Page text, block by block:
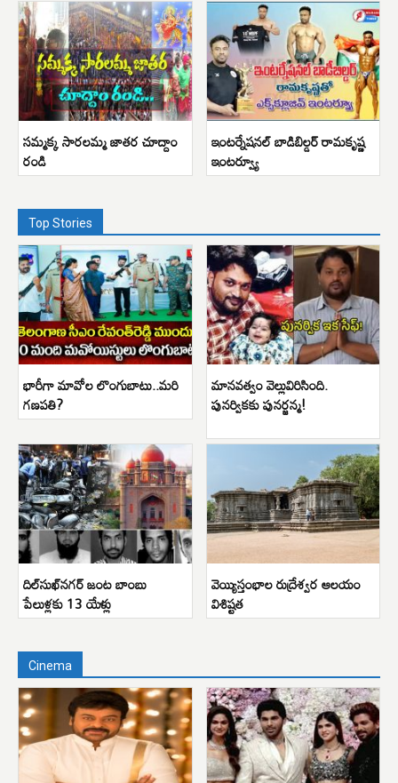
సమ్మక్క సారలమ్మ జాతర చూద్దాం
రండి
ఇంటర్నేషనల్ బాడిబిల్డర్ రామకృష్ణ
ఇంటర్వ్యూ
Top Stories
భారీగా మావోల లొంగుబాటు..మరి
గణపతి?
మానవత్వం వెల్లువిరిసింది.
పునర్వికకు పునర్జన్మ!
దిల్‌సుఖ్‌నగర్ జంట బాంబు
పేలుళ్లకు 13 యేళ్లు
వెయ్యిస్తంభాల రుద్రేశ్వర ఆలయం
విశిష్టత
Cinema